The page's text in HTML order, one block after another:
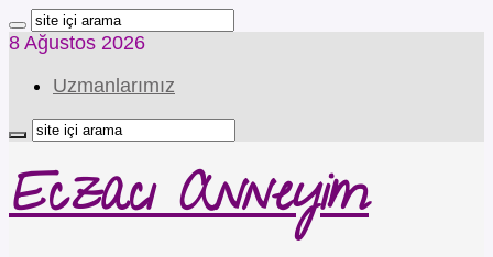
8 Ağustos 2026
Uzmanlarımız
Eczacı Anneyim